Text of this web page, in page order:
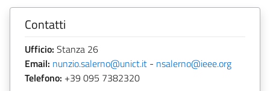
Contatti
Ufficio: Stanza 26
Email: nunzio.salerno@unict.it - nsalerno@ieee.org
Telefono: +39 095 7382320